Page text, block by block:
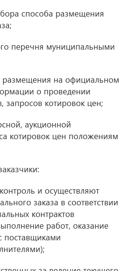
способа размещения
перечня муниципальными
на официальном
о проведении
запросов котировок цен;
аукционной
котировок цен положениям
и осуществляют
заказа в соответствии
контрактов
работ, оказание
поставщиками